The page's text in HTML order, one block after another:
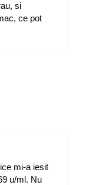
si
ce pot
mi-a iesit
u/ml. Nu